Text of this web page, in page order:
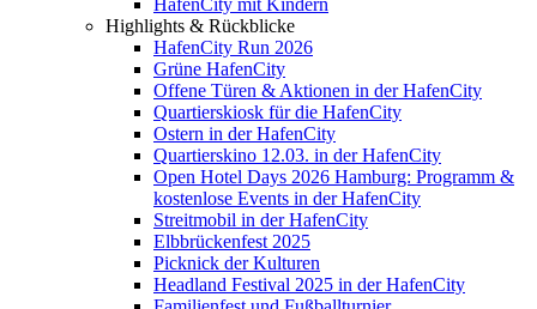
HafenCity mit Kindern
Highlights & Rückblicke
HafenCity Run 2026
Grüne HafenCity
Offene Türen & Aktionen in der HafenCity
Quartierskiosk für die HafenCity
Ostern in der HafenCity
Quartierskino 12.03. in der HafenCity
Open Hotel Days 2026 Hamburg: Programm &
kostenlose Events in der HafenCity
Streitmobil in der HafenCity
Elbbrückenfest 2025
Picknick der Kulturen
Headland Festival 2025 in der HafenCity